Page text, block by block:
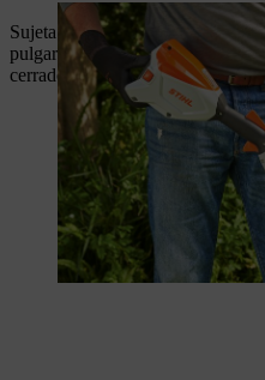
Sujeta la empuñadura de mando
pulgar rodee la empuñadura.
cerrado de forma que el pulgar lo